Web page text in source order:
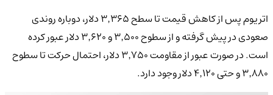
اتریوم پس از کاهش قیمت تا سطح ۳٬۳۶۵ دلار، دوباره روندی
صعودی در پیش گرفته و از سطوح ۳٬۵۰۰ و ۳٬۶۲۰ دلار عبور کرده
است. در صورت عبور از مقاومت ۳٬۷۵۰ دلار، احتمال حرکت تا سطوح
۳٬۸۸۰ و حتی ۴٬۱۲۰ دلار وجود دارد.